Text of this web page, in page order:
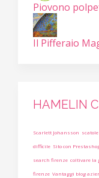
Piovono
Il Pifferaio
HAMELIN
Scarlett Johansson
difficile Sito con
search firenze coltivare la
firenze Vantaggi blog